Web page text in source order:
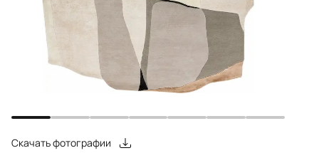
Скачать фотографии